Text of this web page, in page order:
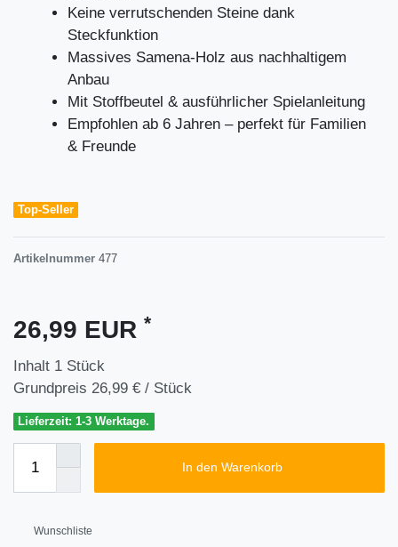
Keine verrutschenden Steine dank
Steckfunktion
Massives Samena-Holz aus nachhaltigem
Anbau
Mit Stoffbeutel & ausführlicher Spielanleitung
Empfohlen ab 6 Jahren – perfekt für Familien
& Freunde
Top-Seller
Artikelnummer 477
26,99 EUR *
Inhalt 1 Stück
Grundpreis 26,99 € / Stück
Lieferzeit: 1-3 Werktage.
In den Warenkorb
Wunschliste